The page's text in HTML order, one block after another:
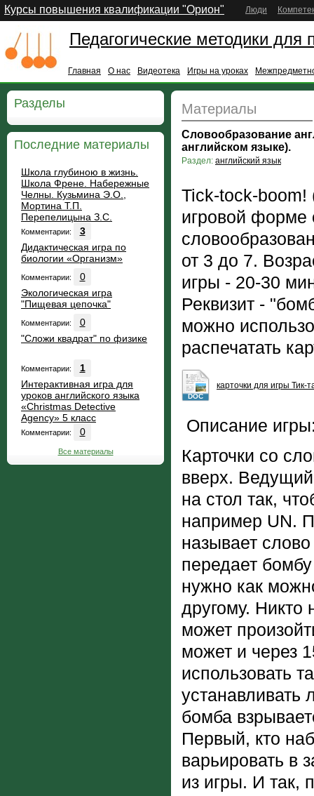
Курсы повышения квалификации "Орион" Люди
Педагогические методики для
Главная О нас Видеотека Игры на уроках
Разделы
Последние материалы
Школа глубиною в жизнь.
Школа Френе. Набережные
Челны. Кузьмина Э.О.,
Мортина Т.П.
Перепелицына З.С.
Комментарии:
3
Дидактическая игра по
биологии «Организм»
Комментарии:
0
Экологическая игра
"Пищевая цепочка"
Комментарии:
0
"Сложи квадрат" по физике
Комментарии:
1
Интерактивная игра для
уроков английского языка
«Christmas Detective
Agency» 5 класс
Комментарии: 0
Все материалы
Материалы
Словообразование
английском языке).
Раздел: английский язык
Tick-tock-boom!
игровой форме
от 3 до 7.
игры - 20-30
Реквизит -
можно
распечатать
DOC
карточки для игры Тик-
Описание
Карточки со
вверх. Ведущий
на стол так,
например UN.
называет
передает
нужно как
другому. Никто
может
может и через
использовать
устанавливать
бомба
Первый, кто
варьировать в
из игры. И так,